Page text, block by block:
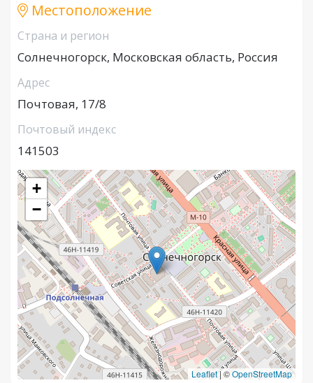
Местоположение
Страна и регион
Солнечногорск, Московская область, Россия
Адрес
Почтовая, 17/8
Почтовый индекс
141503
+
−
Leaflet|©OpenStreetMap